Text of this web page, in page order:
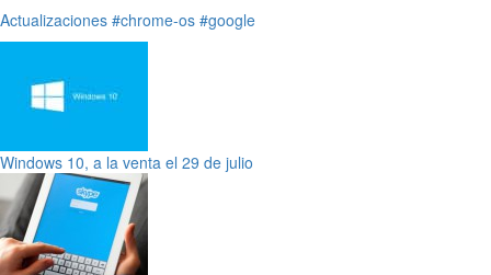
Actualizaciones #chrome-os #google
Windows 10, a la venta el 29 de julio